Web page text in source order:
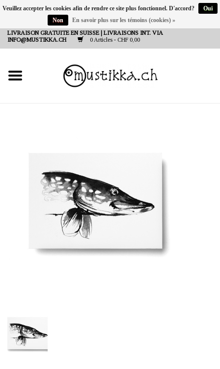
LIVRAISON GRATUITE EN SUISSE | LIVRAISONS INT. VIA
INFO@MUSTIKKA.CH
0 Articles - CHF 0,00
NEW IN
SHOP - A PIECE OF
FINLAND FOR YOU
Veuillez accepter les cookies afin de rendre ce site plus fonctionnel. D'accord?
Oui
Non
En savoir plus sur les témoins (cookies) »